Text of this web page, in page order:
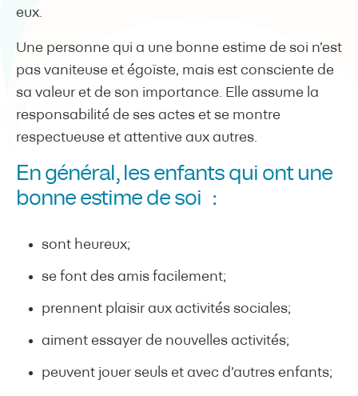
eux.
Une personne qui a une bonne estime de soi n’est
pas vaniteuse et égoïste, mais est consciente de
sa valeur et de son importance. Elle assume la
responsabilité de ses actes et se montre
respectueuse et attentive aux autres.
En général, les enfants qui ont une
bonne estime de soi :
sont heureux;
se font des amis facilement;
prennent plaisir aux activités sociales;
aiment essayer de nouvelles activités;
peuvent jouer seuls et avec d’autres enfants;